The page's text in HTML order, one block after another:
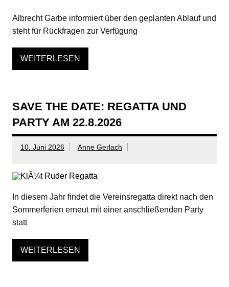
Albrecht Garbe informiert über den geplanten Ablauf und
steht für Rückfragen zur Verfügung
WEITERLESEN
SAVE THE DATE: REGATTA UND
PARTY AM 22.8.2026
10. Juni 2026 Anne Gerlach
In diesem Jahr findet die Vereinsregatta direkt nach den
Sommerferien erneut mit einer anschließenden Party
statt
WEITERLESEN